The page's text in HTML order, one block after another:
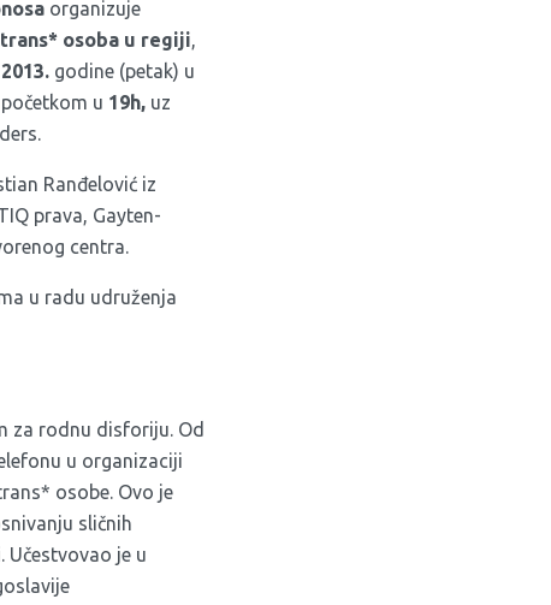
organizuje
osoba u regiji,
godine (petak) u
u 19h, uz
Ranđelović iz
prava, Gayten-
centra.
u radu udruženja
za rodnu disforiju. Od
u organizaciji
osobe. Ovo je
sličnih
Učestvovao je u